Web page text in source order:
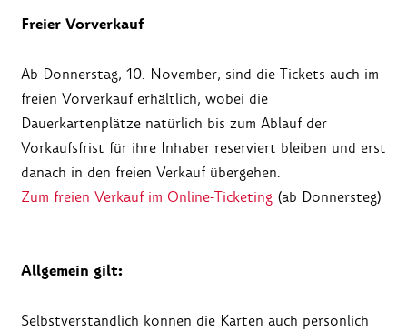
Freier Vorverkauf
Ab Donnerstag, 10. November, sind die Tickets auch im
freien Vorverkauf erhältlich, wobei die
Dauerkartenplätze natürlich bis zum Ablauf der
Vorkaufsfrist für ihre Inhaber reserviert bleiben und erst
danach in den freien Verkauf übergehen.
Zum freien Verkauf im Online-Ticketing (ab Donnersteg)
Allgemein gilt:
Selbstverständlich können die Karten auch persönlich